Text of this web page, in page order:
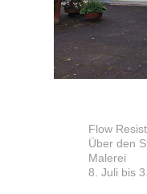
Flow
Über den
Malerei
8. Juli bis